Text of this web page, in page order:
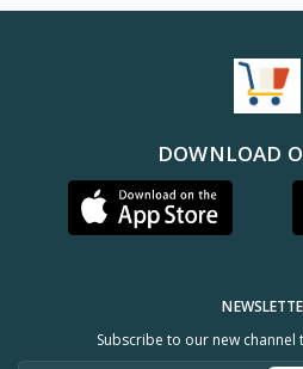
DOWNLOAD
Subscribe to our new